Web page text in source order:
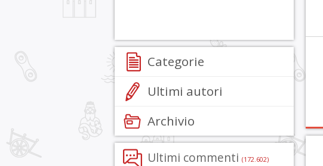
Categorie
Ultimi autori
Archivio
Ultimi commenti (172.602)